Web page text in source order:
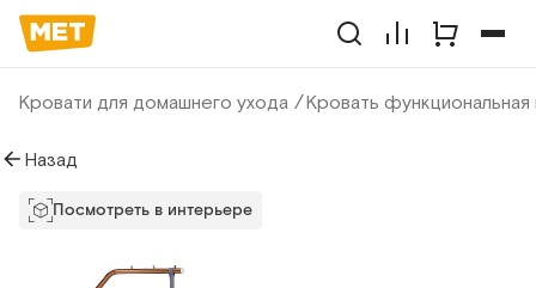
Кровати для домашнего ухода Кровать
Назад
Посмотреть в интерьере